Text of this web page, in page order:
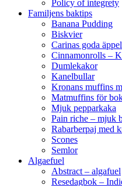
Policy of integrety
Familjens baktips
Banana Pudding
Biskvier
Carinas goda
Cinnamonrolls –
Dumlekakor
Kanelbullar
Kronans muffins
Matmuffins för
Mjuk pepparkaka
Pain riche – mjuk
Rabarberpaj med
Scones
Semlor
Algaefuel
Abstract – algafuel
Resedagbok –